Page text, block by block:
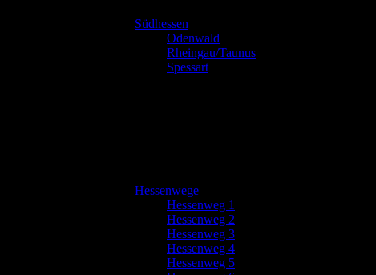
Südhessen
Odenwald
Rheingau/Taunus
Spessart
Hessenwege
Hessenweg 1
Hessenweg 2
Hessenweg 3
Hessenweg 4
Hessenweg 5